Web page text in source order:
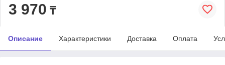
3 970 ₸
Описание Характеристики Доставка Оплата